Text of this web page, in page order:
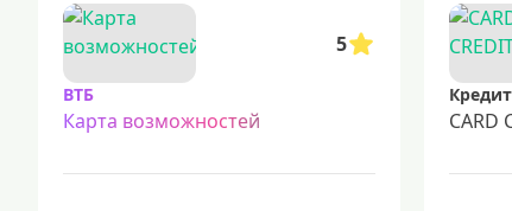
5
ВТБ
Карта возможностей CARD